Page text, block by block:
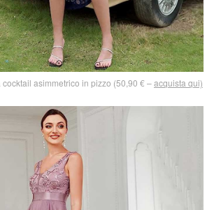
cocktail asimmetrico in pizzo (50,90 € –acquista qui)